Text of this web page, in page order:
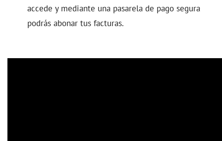
accede y mediante una pasarela de pago segura
podrás abonar tus facturas.